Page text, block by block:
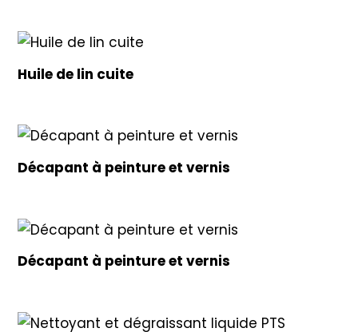
Huile de lin cuite
Décapant à peinture et vernis
Décapant à peinture et vernis